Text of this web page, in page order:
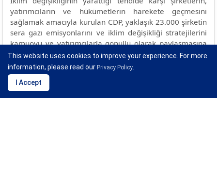
yatırımcıların ve hükümetlerin harekete geçmesini
sağlamak amacıyla kurulan CDP, yaklaşık 23.000 şirketin
sera gazı emisyonlarını ve iklim değişikliği stratejilerini
kamuoyu ve yatırımcılarla gönüllü olarak paylaşmasına
olanak tanımaktadır.
This website uses cookies to improve your experience. For more
information, please read our Privacy Policy
I Accept